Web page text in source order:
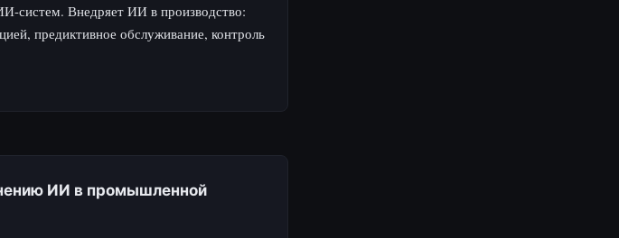
систем. Внедряет ИИ в производство:
предиктивное обслуживание, контроль
ИИ в промышленной